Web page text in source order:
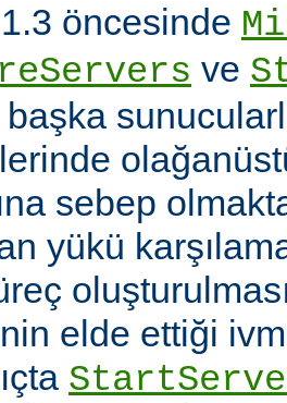
öncesinde
ve
başka
sebep
yükü
elde ettiği